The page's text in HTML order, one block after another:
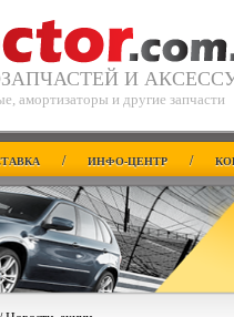
И
амортизаторы и другие запчасти
/ ИНФО-ЦЕНТР /